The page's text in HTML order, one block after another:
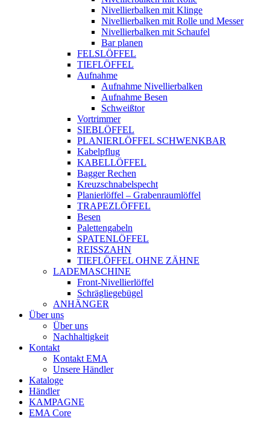
Nivellierbalken mit Klinge
Nivellierbalken mit Rolle und Messer
Nivellierbalken mit Schaufel
Bar planen
FELSLÖFFEL
TIEFLÖFFEL
Aufnahme
Aufnahme Nivellierbalken
Aufnahme Besen
Schweißtor
Vortrimmer
SIEBLÖFFEL
PLANIERLÖFFEL SCHWENKBAR
Kabelpflug
KABELLÖFFEL
Bagger Rechen
Kreuzschnabelspecht
Planierlöffel – Grabenraumlöffel
TRAPEZLÖFFEL
Besen
Palettengabeln
SPATENLÖFFEL
REISSZAHN
TIEFLÖFFEL OHNE ZÄHNE
LADEMASCHINE
Front-Nivellierlöffel
Schrägliegebügel
ANHÄNGER
Über uns
Über uns
Nachhaltigkeit
Kontakt
Kontakt EMA
Unsere Händler
Kataloge
Händler
KAMPAGNE
EMA Core